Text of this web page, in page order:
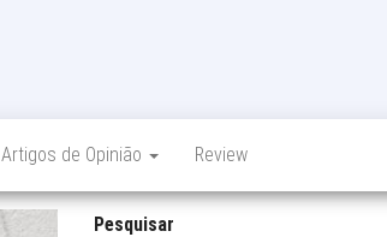
Artigos de Opinião Review
Pesquisar